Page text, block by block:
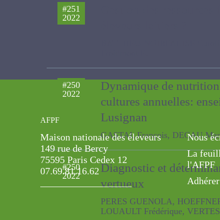
#251
Gestion des
#250
2022
Dynamique de
cultures annuelles:
Lusignan
GASTAL François, DECAU
#250
2022
Diagnostic et
cercle vertueux
PERES GUENOLA, HOEFFNER
VERTES FRANCOISE
AFPF
Maison nationale des éleveurs
149 rue de Bercy
75595 Paris Cedex 12
07.69.81.16.62
Nous
La
l'AFPF